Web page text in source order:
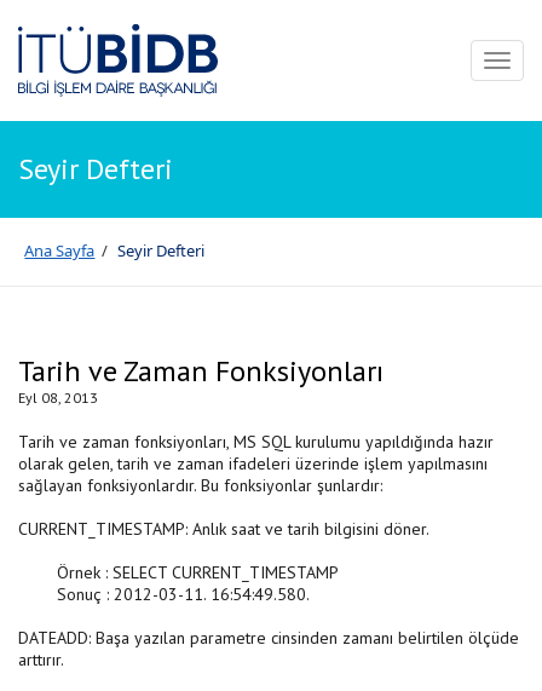
Seyir Defteri
Ana Sayfa / Seyir Defteri
Tarih ve Zaman Fonksiyonları
Eyl 08, 2013
Tarih ve zaman fonksiyonları, MS SQL kurulumu yapıldığında hazır
olarak gelen, tarih ve zaman ifadeleri üzerinde işlem yapılmasını
sağlayan fonksiyonlardır. Bu fonksiyonlar şunlardır:
CURRENT_TIMESTAMP: Anlık saat ve tarih bilgisini döner.
Örnek : SELECT CURRENT_TIMESTAMP
Sonuç : 2012-03-11. 16:54:49.580.
DATEADD: Başa yazılan parametre cinsinden zamanı belirtilen ölçüde
arttırır.